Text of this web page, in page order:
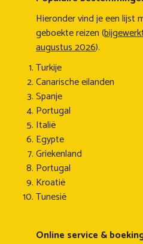
Hieronder vind je een lijst
geboekte reizen (
augustus 2026).
Turkije
Canarische eilanden
Spanje
Portugal
Italië
Egypte
Griekenland
Portugal
Kroatië
Tunesië
Online service &